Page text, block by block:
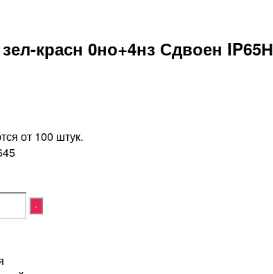
красн 0но+4нз Сдвоен IP65Н
от 100 штук.